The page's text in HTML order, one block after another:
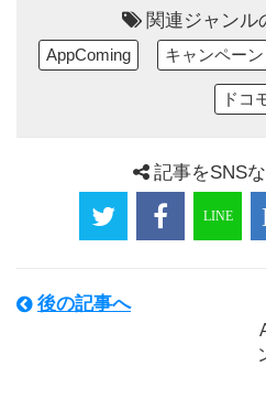
関連ジャンル
AppComing キャンペーン
ドコ
記事をSNS
後の記事へ